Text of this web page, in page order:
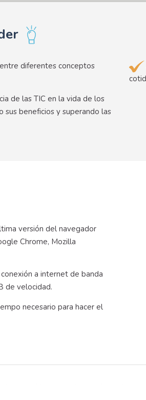
diferentes conceptos
de las TIC en la vida de los
sus beneficios y superando las
versión del navegador
Chrome, Mozilla
a internet de banda
de velocidad.
necesario para hacer el